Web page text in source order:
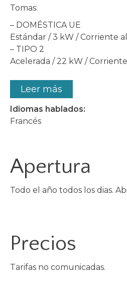
Tomas:
– DOMÉSTICA UE
Estándar / 3 kW / Corriente
– TIPO 2
Acelerada / 22 kW /
Leer más
Idiomas hablados:
Francés
Apertura
Todo el año todos los dias.
Precios
Tarifas no comunicadas.